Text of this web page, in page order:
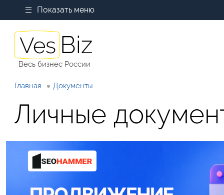
Показать меню
Весь бизнес России
Главная Документы
Личные